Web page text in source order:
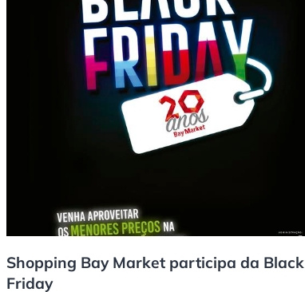
Shopping Bay Market participa da Black
Friday